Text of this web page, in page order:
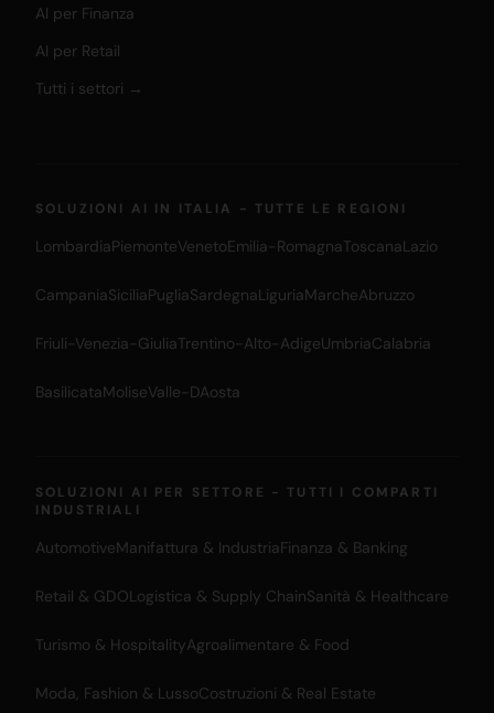
AI per Finanza
AI per Retail
Tutti i settori →
SOLUZIONI AI IN ITALIA - TUTTE LE REGIONI
LombardiaPiemonteVenetoEmilia-RomagnaToscanaLazio
CampaniaSiciliaPugliaSardegnaLiguriaMarcheAbruzzo
Friuli-Venezia-GiuliaTrentino-Alto-AdigeUmbriaCalabria
BasilicataMoliseValle-DAosta
SOLUZIONI AI PER SETTORE - TUTTI I COMPARTI
INDUSTRIALI
AutomotiveManifattura & IndustriaFinanza & Banking
Retail & GDOLogistica & Supply ChainSanità & Healthcare
Turismo & HospitalityAgroalimentare & Food
Moda, Fashion & LussoCostruzioni & Real Estate